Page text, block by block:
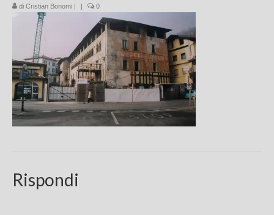
Chi sono
FAQ
Contatti
di Cristian Bonomi | | 0
Rispondi